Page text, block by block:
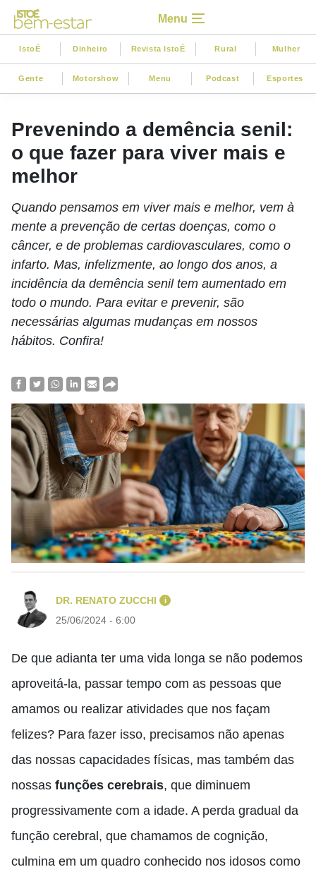
Menu
IstoÉ Dinheiro Revista IstoÉ Rural Mulher
Gente Motorshow Menu Podcast Esportes
Prevenindo a demência senil:
o que fazer para viver mais e
melhor
Quando pensamos em viver mais e melhor, vem à
mente a prevenção de certas doenças, como o
câncer, e de problemas cardiovasculares, como o
infarto. Mas, infelizmente, ao longo dos anos, a
incidência da demência senil tem aumentado em
todo o mundo. Para evitar e prevenir, são
necessárias algumas mudanças em nossos
hábitos. Confira!
DR. RENATO ZUCCHI i
25/06/2024 - 6:00
De que adianta ter uma vida longa se não podemos
aproveitá-la, passar tempo com as pessoas que
amamos ou realizar atividades que nos façam
felizes? Para fazer isso, precisamos não apenas
das nossas capacidades físicas, mas também das
nossas funções cerebrais, que diminuem
progressivamente com a idade. A perda gradual da
função cerebral, que chamamos de cognição,
culmina em um quadro conhecido nos idosos como